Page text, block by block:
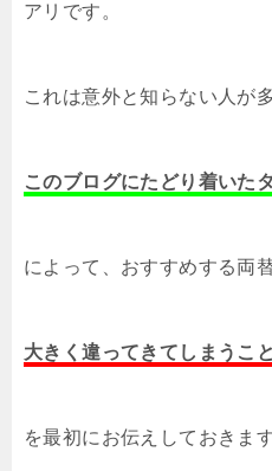
アリです。
これは意外と知らない人が
このブログにたどり着いた
によって、おすすめする両
大きく違ってきてしまうこと
を最初にお伝えしておきます